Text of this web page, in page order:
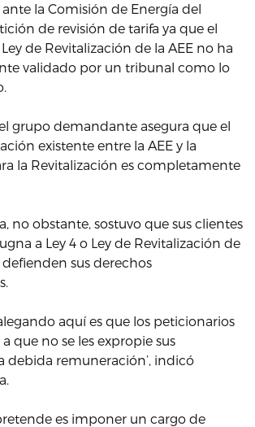
la Comisión de Energía del
de revisión de tarifa ya que el
de Revitalización de la AEE no ha
validado por un tribunal como lo
grupo demandante asegura que el
existente entre la AEE y la
la Revitalización es completamente
no obstante, sostuvo que sus clientes
a Ley 4 o Ley de Revitalización de
defienden sus derechos
aquí es que los peticionarios
que no se les expropie sus
debida remuneración’, indicó
es imponer un cargo de